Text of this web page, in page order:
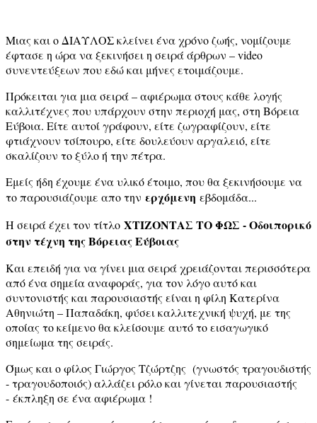
Μιας και ο ΔΙΑΥΛΟΣ κλείνει ένα χρόνο ζωής, νομίζουμε
έφτασε η ώρα να ξεκινήσει η σειρά άρθρων – video
συνεντεύξεων που εδώ και μήνες ετοιμάζουμε.
Πρόκειται για μια σειρά – αφιέρωμα στους κάθε λογής
καλλιτέχνες που υπάρχουν στην περιοχή μας, στη Βόρεια
Εύβοια. Είτε αυτοί γράφουν, είτε ζωγραφίζουν, είτε
φτιάχνουν τσίπουρο, είτε δουλεύουν αργαλειό, είτε
σκαλίζουν το ξύλο ή την πέτρα.
Εμείς ήδη έχουμε ένα υλικό έτοιμο, που θα ξεκινήσουμε να
το παρουσιάζουμε απο την ερχόμενη εβδομάδα...
Η σειρά έχει τον τίτλο ΧΤΙΖΟΝΤΑΣ ΤΟ ΦΩΣ - Οδοιπορικό
στην τέχνη της Βόρειας Εύβοιας
Και επειδή για να γίνει μια σειρά χρειάζονται περισσότερα
από ένα σημεία αναφοράς, για τον λόγο αυτό και
συντονιστής και παρουσιαστής είναι η φίλη Κατερίνα
Αθηνιώτη – Παπαδάκη, φύσει καλλιτεχνική ψυχή, με της
οποίας το κείμενο θα κλείσουμε αυτό το εισαγωγικό
σημείωμα της σειράς.
Όμως και ο φίλος Γιώργος Τζώρτζης (γνωστός τραγουδιστής
- τραγουδοποιός) αλλάζει ρόλο και γίνεται παρουσιαστής
- έκπληξη σε ένα αφιέρωμα !